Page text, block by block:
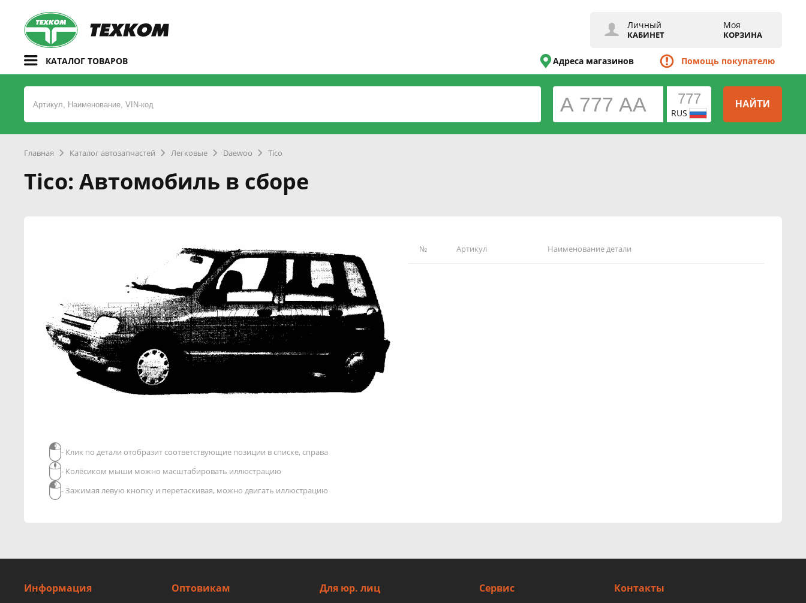
Личный
КАБИНЕТ
Моя
КОРЗИНА
КАТАЛОГ ТОВАРОВ Адреса магазинов Помощь покупателю
RUS
НАЙТИ
Главная Каталог автозапчастей Легковые Daewoo Tico
Tico: Автомобиль в сборе
№ Артикул Наименование детали
- Клик по детали отобразит соответствующие позиции в списке, справа
- Колёсиком мыши можно масштабировать иллюстрацию
- Зажимая левую кнопку и перетаскивая, можно двигать иллюстрацию
Информация Оптовикам Для юр. лиц Сервис Контакты